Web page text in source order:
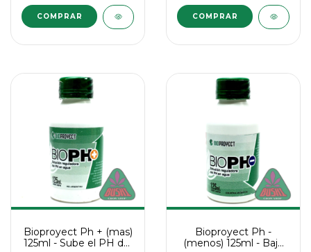
Bioproyect Ph + (mas)
125ml - Sube el PH del
Bioproyect Ph -
(menos) 125ml - Baja